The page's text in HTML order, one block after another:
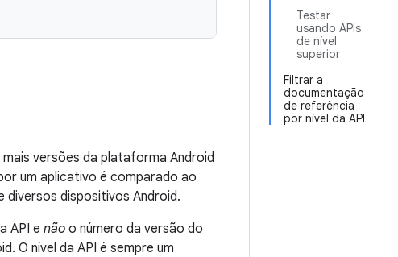
Testar
usando APIs
de nível
superior
Filtrar a
documentação
de referência
por nível da API
versões da plataforma Android
um aplicativo é comparado ao
diversos dispositivos Android.
API e não o número da versão do
O nível da API é sempre um